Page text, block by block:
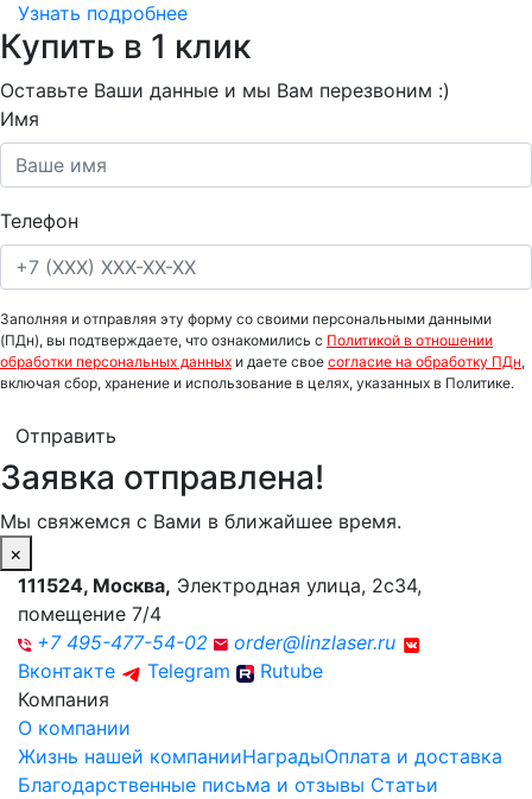
Узнать подробнее
Купить в 1 клик
Оставьте Ваши данные и мы Вам перезвоним :)
Имя
Телефон
Заполняя и отправляя эту форму со своими персональными данными
(ПДн), вы подтверждаете, что ознакомились с Политикой в отношении
обработки персональных данных и даете свое согласие на обработку ПДн,
включая сбор, хранение и использование в целях, указанных в Политике.
Отправить
Заявка отправлена!
Мы свяжемся с Вами в ближайшее время.
×
111524, Москва, Электродная улица, 2с34,
помещение 7/4
+7 495-477-54-02
order@linzlaser.ru
Вконтакте
Telegram
Rutube
Компания
О компании
Жизнь нашей компанииНаградыОплата и доставка
Благодарственные письма и отзывы Статьи